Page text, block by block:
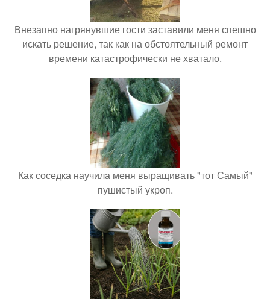
Внезапно нагрянувшие гости заставили меня спешно
искать решение, так как на обстоятельный ремонт
времени катастрофически не хватало.
Как соседка научила меня выращивать "тот Самый"
пушистый укроп.